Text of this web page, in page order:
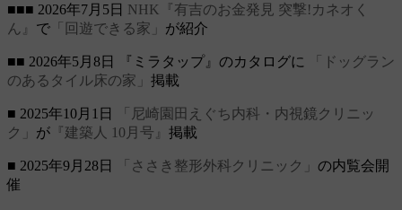
■■■ 2026年7月5日 NHK『有吉のお金発見 突撃!カネオく
ん』 で 「回遊できる家」 が紹介
■■ 2026年5月8日 『ミラタップ』のカタログに
「ドッグラン
のあるタイル床の家」 掲載
■ 2025年10月1日
「尼崎園田えぐち内科・内視鏡クリニッ
ク」 が 『建築人 10月号』 掲載
■ 2025年9月28日 「ささき整形外科クリニック」 の内覧会開
催